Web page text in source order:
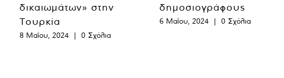
δικαιωμάτων» στην
Τουρκία
8 Μαΐου, 2024 | 0 Σχόλια
δημοσιογράφους
6 Μαΐου, 2024 | 0 Σχόλια